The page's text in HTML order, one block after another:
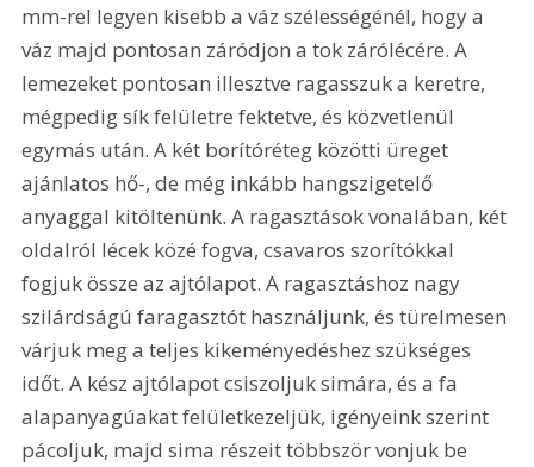
mm-rel legyen kisebb a váz szélességénél, hogy a
váz majd pontosan záródjon a tok zárólécére. A
lemezeket pontosan illesztve ragasszuk a keretre,
mégpedig sík felületre fektetve, és közvetlenül
egymás után. A két borítóréteg közötti üreget
ajánlatos hő-, de még inkább hangszigetelő
anyaggal kitöltenünk. A ragasztások vonalában, két
oldalról lécek közé fogva, csavaros szorítókkal
fogjuk össze az ajtólapot. A ragasztáshoz nagy
szilárdságú faragasztót használjunk, és türelmesen
várjuk meg a teljes kikeményedéshez szükséges
időt. A kész ajtólapot csiszoljuk simára, és a fa
alapanyagúakat felületkezeljük, igényeink szerint
pácoljuk, majd sima részeit többször vonjuk be